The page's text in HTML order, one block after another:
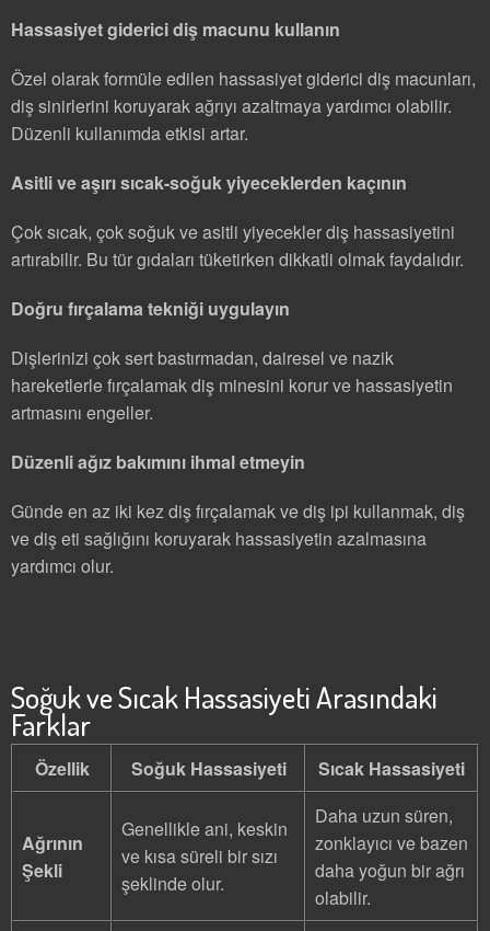
Hassasiyet giderici diş macunu kullanın
Özel olarak formüle edilen hassasiyet giderici diş macunları,
diş sinirlerini koruyarak ağrıyı azaltmaya yardımcı olabilir.
Düzenli kullanımda etkisi artar.
Asitli ve aşırı sıcak-soğuk yiyeceklerden kaçının
Çok sıcak, çok soğuk ve asitli yiyecekler diş hassasiyetini
artırabilir. Bu tür gıdaları tüketirken dikkatli olmak faydalıdır.
Doğru fırçalama tekniği uygulayın
Dişlerinizi çok sert bastırmadan, dairesel ve nazik
hareketlerle fırçalamak diş minesini korur ve hassasiyetin
artmasını engeller.
Düzenli ağız bakımını ihmal etmeyin
Günde en az iki kez diş fırçalamak ve diş ipi kullanmak, diş
ve diş eti sağlığını koruyarak hassasiyetin azalmasına
yardımcı olur.
Soğuk ve Sıcak Hassasiyeti Arasındaki
Farklar
Özellik Soğuk Hassasiyeti Sıcak Hassasiyeti
Ağrının
Şekli
Genellikle ani, keskin
ve kısa süreli bir sızı
şeklinde olur.
Daha uzun süren,
zonklayıcı ve bazen
daha yoğun bir ağrı
olabilir.